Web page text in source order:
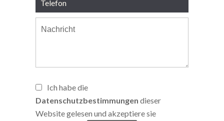
Ich habe die
Datenschutzbestimmungen dieser
Website gelesen und akzeptiere sie